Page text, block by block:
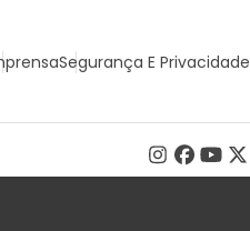
Segurança E Privacidade